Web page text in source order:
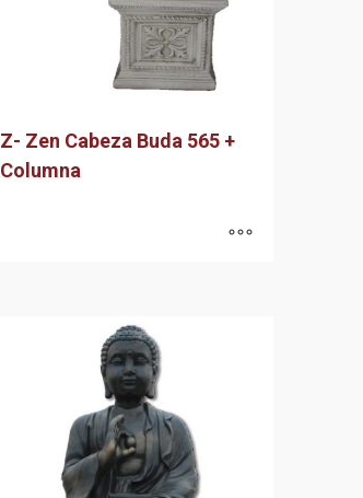
Z- Zen Cabeza Buda 565 +
Columna